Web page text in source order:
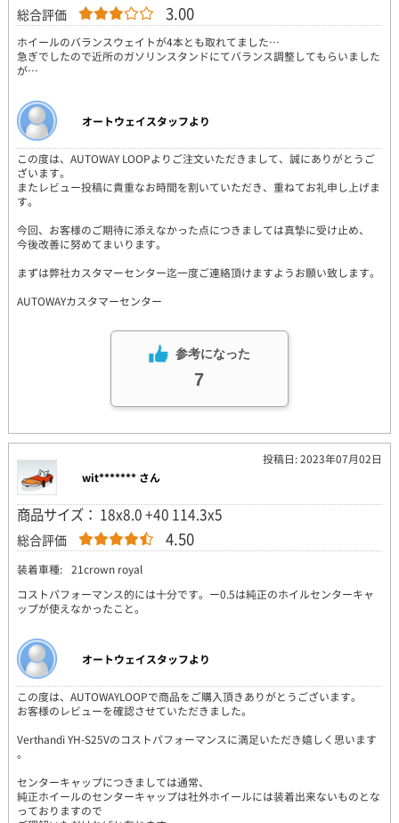
総合評価 3.00
ホイールのバランスウェイトが4本とも取れてました…
急ぎでしたので近所のガソリンスタンドにてバランス調整してもらいました
が…
オートウェイスタッフより
この度は、AUTOWAY LOOPよりご注文いただきまして、誠にありがとうご
ざいます。
またレビュー投稿に貴重なお時間を割いていただき、重ねてお礼申し上げま
す。
今回、お客様のご期待に添えなかった点につきましては真摯に受け止め、
今後改善に努めてまいります。
まずは弊社カスタマーセンター迄一度ご連絡頂けますようお願い致します。
AUTOWAYカスタマーセンター
参考になった
7
投稿日: 2023年07月02日
wit******* さん
商品サイズ： 18x8.0 +40 114.3x5
総合評価 4.50
装着車種: 21crown royal
コストパフォーマンス的には十分です。ー0.5は純正のホイルセンターキャ
ップが使えなかったこと。
オートウェイスタッフより
この度は、AUTOWAYLOOPで商品をご購入頂きありがとうございます。
お客様のレビューを確認させていただきました。
Verthandi YH-S25Vのコストパフォーマンスに満足いただき嬉しく思います
。
センターキャップにつきましては通常、
純正ホイールのセンターキャップは社外ホイールには装着出来ないものとな
っておりますので